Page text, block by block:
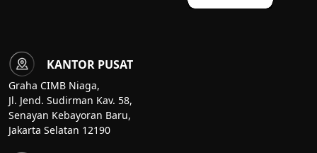
KANTOR PUSAT
Graha CIMB Niaga,
Jl. Jend. Sudirman Kav. 58,
Senayan Kebayoran Baru,
Jakarta Selatan 12190